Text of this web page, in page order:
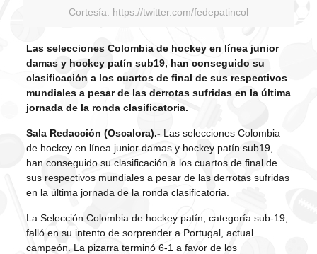
Cortesía: https://twitter.com/fedepatincol
Las selecciones Colombia de hockey en línea junior
damas y hockey patín sub19, han conseguido su
clasificación a los cuartos de final de sus respectivos
mundiales a pesar de las derrotas sufridas en la última
jornada de la ronda clasificatoria.
Sala Redacción (Oscalora).-Las selecciones Colombia
de hockey en línea junior damas y hockey patín sub19,
han conseguido su clasificación a los cuartos de final de
sus respectivos mundiales a pesar de las derrotas sufridas
en la última jornada de la ronda clasificatoria.
La Selección Colombia de hockey patín, categoría sub-19,
falló en su intento de sorprender a Portugal, actual
campeón. La pizarra terminó 6-1 a favor de los